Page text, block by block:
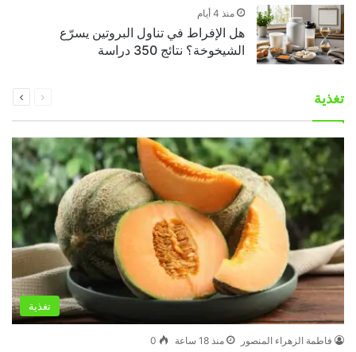
منذ 4 أيام
هل الإفراط في تناول البروتين يسرّع
الشيخوخة؟ نتائج 350 دراسة
تغذية الصفحةالصفحة
تغذية
فاطمة الزهراء المنصور منذ 18 ساعة 0